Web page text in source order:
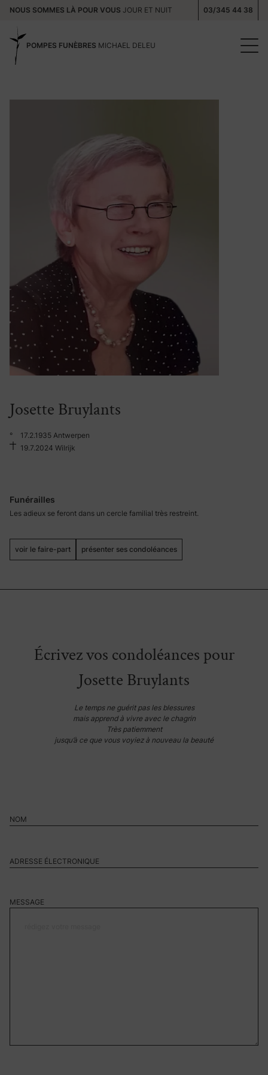
NOUS SOMMES LÀ POUR VOUS JOUR ET NUIT 03/345 44 38
POMPES FUNÈBRES MICHAEL DELEU
Josette Bruylants
°
17.2.1935 Antwerpen
19.7.2024 Wilrijk
Funérailles
Les adieux se feront dans un cercle familial très restreint.
voir le faire-part présenter ses condoléances
Écrivez vos condoléances pour
Josette Bruylants
Le temps ne guérit pas les blessures
mais apprend à vivre avec le chagrin
Très patiemment
jusqu’à ce que vous voyiez à nouveau la beauté
MESSAGE